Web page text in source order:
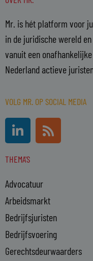
Mr. is hét platform voor
in de juridische wereld
vanuit een
Nederland actieve
VOLG MR. OP SOCIAL MEDIA
i
k
d
i
n
-
i
n
R
s
THEMA'S
Advocatuur
Arbeidsmarkt
Bedrijfsjuristen
Bedrijfsvoering
Gerechtsdeurwaarders